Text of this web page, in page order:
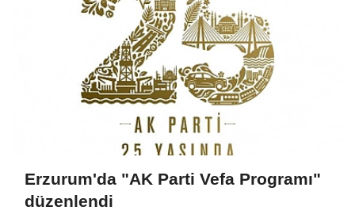
Erzurum'da "AK Parti Vefa Programı"
düzenlendi